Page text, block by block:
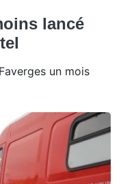
lancé
un mois